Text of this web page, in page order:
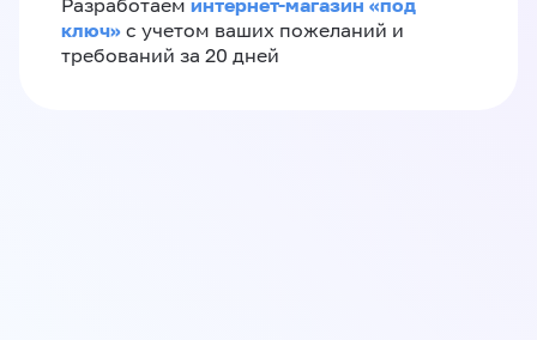
Разработаем интернет-магазин «‎под
ключ»‎ с учетом ваших пожеланий и
требований за 20 дней